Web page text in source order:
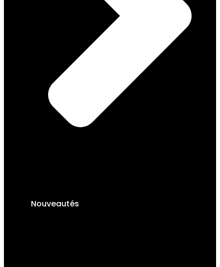
Nouveautés